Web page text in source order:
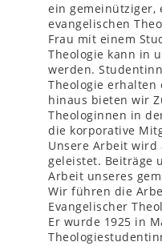
ein gemeinütziger,
evangelischen
Frau mit einem
Theologie kann in
werden.
Theologie erhalten
hinaus bieten wir
Theologinnen in
die korporative
Unsere Arbeit wird
geleistet. Beiträge
Arbeit unseres
Wir führen die
Evangelischer
Er wurde 1925 in